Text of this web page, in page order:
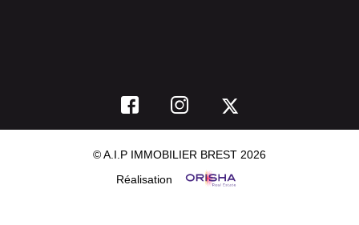
© A.I.P IMMOBILIER BREST 2026
Réalisation